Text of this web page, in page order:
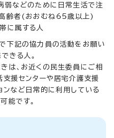
弱などのために日常生活で注
齢者(おおむね65歳以上)
に属する人
下記の協力員の活動をお願い
きる人。
は、お近くの民生委員にご相
支援センターや居宅介護支援
ンなど日常的に利用している
能です。